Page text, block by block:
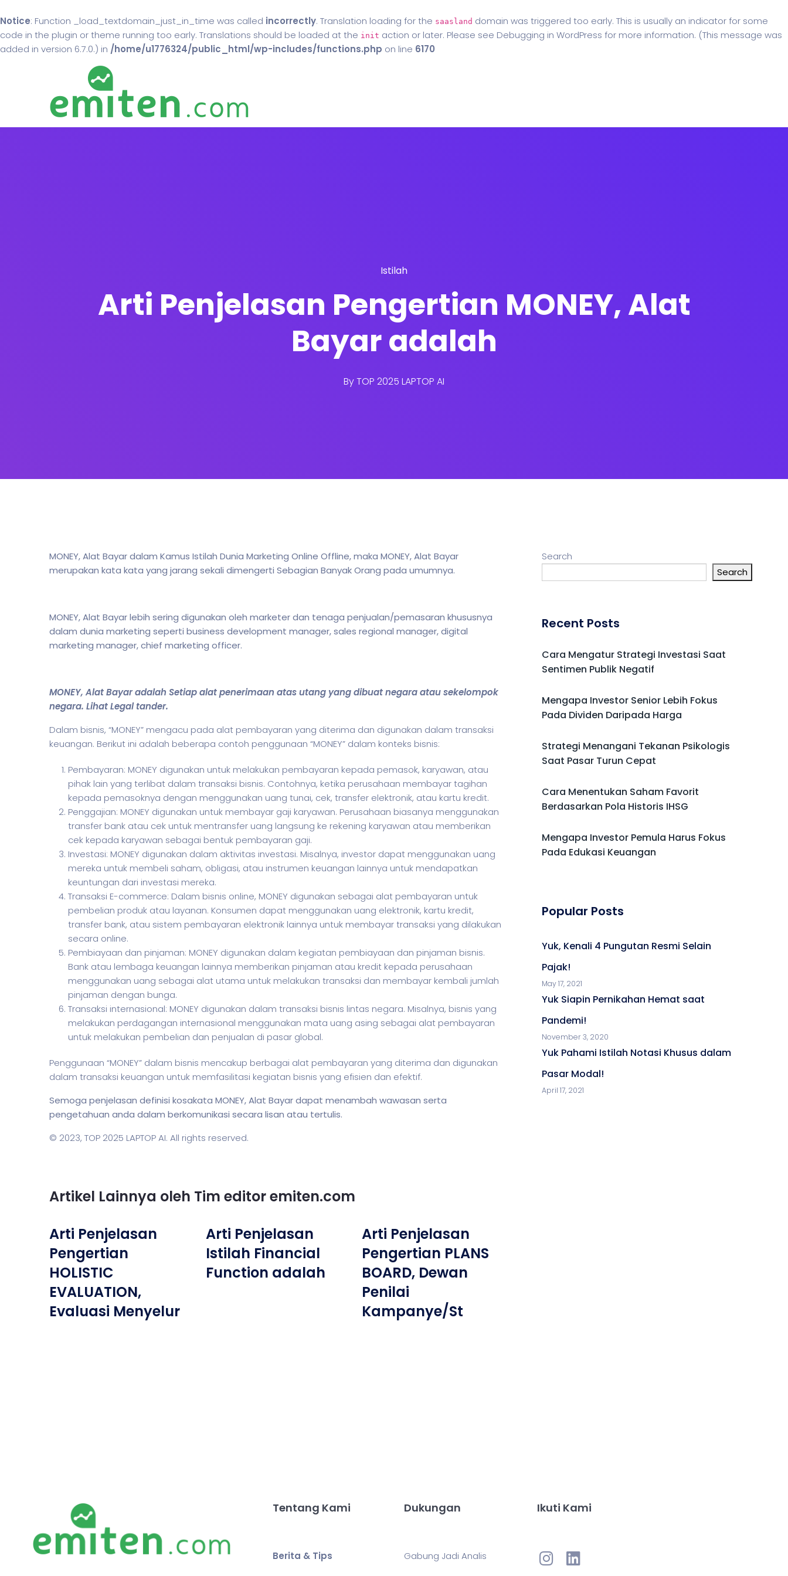
Notice: Function _load_textdomain_just_in_time was called incorrectly. Translation loading for the saasland domain was triggered too early. This is usually an indicator for some
code in the plugin or theme running too early. Translations should be loaded at the init action or later. Please see Debugging in WordPress for more information. (This message was
added in version 6.7.0.) in /home/u1776324/public_html/wp-includes/functions.php on line 6170
Istilah
Arti Penjelasan Pengertian MONEY, Alat
Bayar adalah
ByTOP 2025 LAPTOP AI
MONEY, Alat Bayar dalam Kamus Istilah Dunia Marketing Online Offline, maka MONEY, Alat Bayar
merupakan kata kata yang jarang sekali dimengerti Sebagian Banyak Orang pada umumnya.
MONEY, Alat Bayar lebih sering digunakan oleh marketer dan tenaga penjualan/pemasaran khususnya
dalam dunia marketing seperti business development manager, sales regional manager, digital
marketing manager, chief marketing officer.
MONEY, Alat Bayar adalah Setiap alat penerimaan atas utang yang dibuat negara atau sekelompok
negara. Lihat Legal tander.
Dalam bisnis, “MONEY” mengacu pada alat pembayaran yang diterima dan digunakan dalam transaksi
keuangan. Berikut ini adalah beberapa contoh penggunaan “MONEY” dalam konteks bisnis:
Pembayaran: MONEY digunakan untuk melakukan pembayaran kepada pemasok, karyawan, atau
pihak lain yang terlibat dalam transaksi bisnis. Contohnya, ketika perusahaan membayar tagihan
kepada pemasoknya dengan menggunakan uang tunai, cek, transfer elektronik, atau kartu kredit.
Penggajian: MONEY digunakan untuk membayar gaji karyawan. Perusahaan biasanya menggunakan
transfer bank atau cek untuk mentransfer uang langsung ke rekening karyawan atau memberikan
cek kepada karyawan sebagai bentuk pembayaran gaji.
Investasi: MONEY digunakan dalam aktivitas investasi. Misalnya, investor dapat menggunakan uang
mereka untuk membeli saham, obligasi, atau instrumen keuangan lainnya untuk mendapatkan
keuntungan dari investasi mereka.
Transaksi E-commerce: Dalam bisnis online, MONEY digunakan sebagai alat pembayaran untuk
pembelian produk atau layanan. Konsumen dapat menggunakan uang elektronik, kartu kredit,
transfer bank, atau sistem pembayaran elektronik lainnya untuk membayar transaksi yang dilakukan
secara online.
Pembiayaan dan pinjaman: MONEY digunakan dalam kegiatan pembiayaan dan pinjaman bisnis.
Bank atau lembaga keuangan lainnya memberikan pinjaman atau kredit kepada perusahaan
menggunakan uang sebagai alat utama untuk melakukan transaksi dan membayar kembali jumlah
pinjaman dengan bunga.
Transaksi internasional: MONEY digunakan dalam transaksi bisnis lintas negara. Misalnya, bisnis yang
melakukan perdagangan internasional menggunakan mata uang asing sebagai alat pembayaran
untuk melakukan pembelian dan penjualan di pasar global.
Penggunaan “MONEY” dalam bisnis mencakup berbagai alat pembayaran yang diterima dan digunakan
dalam transaksi keuangan untuk memfasilitasi kegiatan bisnis yang efisien dan efektif.
Semoga penjelasan definisi kosakata MONEY, Alat Bayar dapat menambah wawasan serta
pengetahuan anda dalam berkomunikasi secara lisan atau tertulis.
© 2023, TOP 2025 LAPTOP AI. All rights reserved.
Artikel Lainnya oleh Tim editor emiten.com
Arti Penjelasan
Pengertian
HOLISTIC
EVALUATION,
Evaluasi Menyelur
Arti Penjelasan
Istilah Financial
Function adalah
Arti Penjelasan
Pengertian PLANS
BOARD, Dewan
Penilai
Kampanye/St
Search
Search
Recent Posts
Cara Mengatur Strategi Investasi Saat
Sentimen Publik Negatif
Mengapa Investor Senior Lebih Fokus
Pada Dividen Daripada Harga
Strategi Menangani Tekanan Psikologis
Saat Pasar Turun Cepat
Cara Menentukan Saham Favorit
Berdasarkan Pola Historis IHSG
Mengapa Investor Pemula Harus Fokus
Pada Edukasi Keuangan
Popular Posts
Yuk, Kenali 4 Pungutan Resmi Selain
Pajak!
May 17, 2021
Yuk Siapin Pernikahan Hemat saat
Pandemi!
November 3, 2020
Yuk Pahami Istilah Notasi Khusus dalam
Pasar Modal!
April 17, 2021
Tentang Kami
Berita & Tips
Dukungan
Gabung Jadi Analis
Ikuti Kami